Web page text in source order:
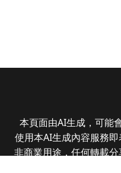
本頁面由AI生成，可能
使用本AI生成內容服務
非商業用途，任何轉載